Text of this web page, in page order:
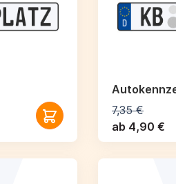
7,35 €
ab 4,90 €